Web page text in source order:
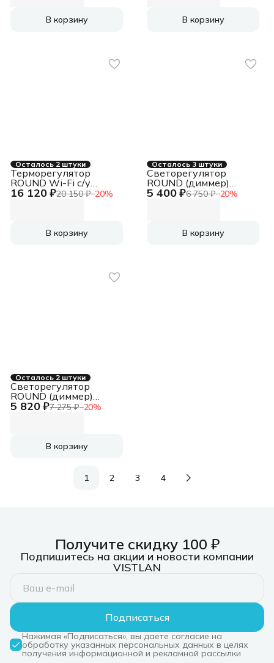
В корзину В корзину
Осталось 2 штуки
16 120 ₽20 150 ₽−20%
Терморегулятор
ROUND Wi-Fi с/у
перламутр KRANZ KR-
В корзину
Осталось 3 штуки
5 400 ₽6 750 ₽−20%
Светорегулятор
ROUND (диммер)
300Вт с/у перламутр
В корзину
Осталось 2 штуки
5 820 ₽7 275 ₽−20%
Светорегулятор
ROUND (диммер)
300Вт с/у титан
В корзину
1 2 3 4
Получите скидку 100 ₽
Подпишитесь на акции и новости компании
VISTLAN
Подписаться
Нажимая «Подписаться», вы даете согласие на
обработку указанных персональных данных в целях
получения информационной и рекламной рассылки